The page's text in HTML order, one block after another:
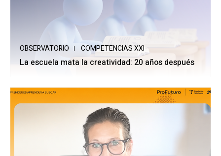
OBSERVATORIO COMPETENCIAS XXI
La escuela mata la creatividad: 20 años después